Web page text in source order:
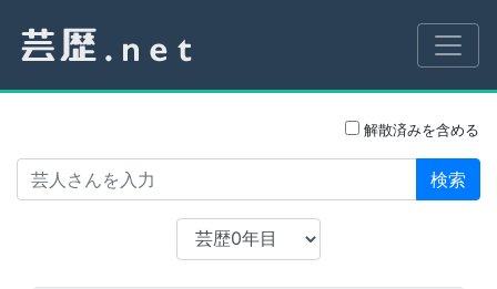
解散済みを含める
検索